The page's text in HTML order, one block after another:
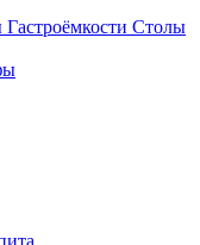
Гастроёмкости Столы